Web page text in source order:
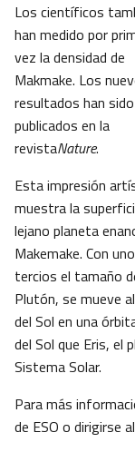
Los científicos
han medido por
vez la densidad de
Makmake. Los
resultados han sido
publicados en la
revistaNature.
Esta impresión
muestra la
lejano planeta
Makemake. Con
tercios el tamaño
Plutón, se mueve
del Sol en una
del Sol que Eris, el
Sistema Solar.
Para más
de ESO o dirigirse